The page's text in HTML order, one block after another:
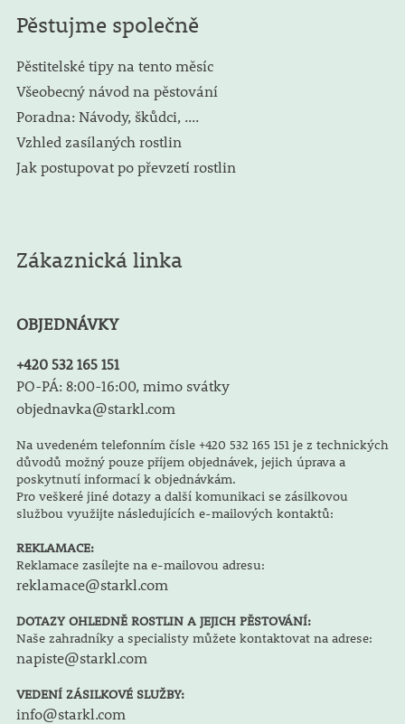
Pěstujme společně
Pěstitelské tipy na tento měsíc
Všeobecný návod na pěstování
Poradna: Návody, škůdci, ....
Vzhled zasílaných rostlin
Jak postupovat po převzetí rostlin
Zákaznická linka
OBJEDNÁVKY
+420 532 165 151
PO-PÁ: 8:00-16:00, mimo svátky
objednavka@starkl.com
Na uvedeném telefonním čísle +420 532 165 151 je z technických
důvodů možný pouze příjem objednávek, jejich úprava a
poskytnutí informací k objednávkám.
Pro veškeré jiné dotazy a další komunikaci se zásilkovou
službou využijte následujících e-mailových kontaktů:
REKLAMACE:
Reklamace zasílejte na e-mailovou adresu:
reklamace@starkl.com
DOTAZY OHLEDNĚ ROSTLIN A JEJICH PĚSTOVÁNÍ:
Naše zahradníky a specialisty můžete kontaktovat na adrese:
napiste@starkl.com
VEDENÍ ZÁSILKOVÉ SLUŽBY:
info@starkl.com